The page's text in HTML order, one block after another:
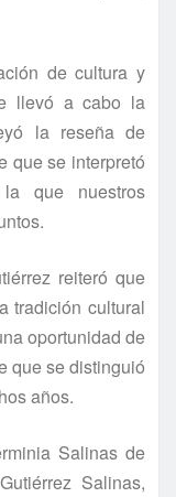
de cultura y
llevó a cabo la
la reseña de
que se interpretó
que nuestros
reiteró que
tradición cultural
oportunidad de
que se distinguió
años.
Salinas de
Salinas,